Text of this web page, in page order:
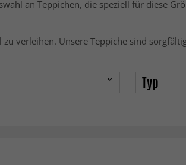
an Teppichen, die speziell für diese
verleihen. Unsere Teppiche sind
Typ